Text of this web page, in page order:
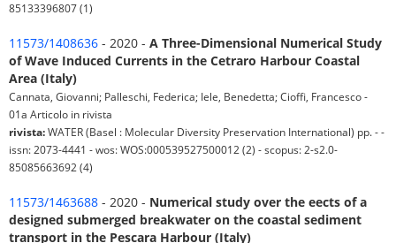
85133396807 (1)
11573/1408636 - 2020 - A Three-Dimensional Numerical Study
of Wave Induced Currents in the Cetraro Harbour Coastal
Area (Italy)
Cannata, Giovanni; Palleschi, Federica; Iele, Benedetta; Cioffi, Francesco -
01a Articolo in rivista
rivista:WATER (Basel : Molecular Diversity Preservation International) pp. - -
issn: 2073-4441 - wos: WOS:000539527500012 (2) - scopus: 2-s2.0-
85085663692 (4)
11573/1463688 - 2020 - Numerical study over the eects of a
designed submerged breakwater on the coastal sediment
transport in the Pescara Harbour (Italy)